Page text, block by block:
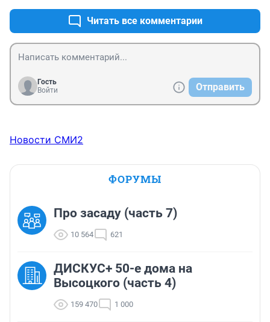
Читать все комментарии
Гость
Войти
Отправить
Новости СМИ2
ФОРУМЫ
Про засаду (часть 7)
10 564 621
ДИСКУС+ 50-е дома на
Высоцкого (часть 4)
159 470 1 000